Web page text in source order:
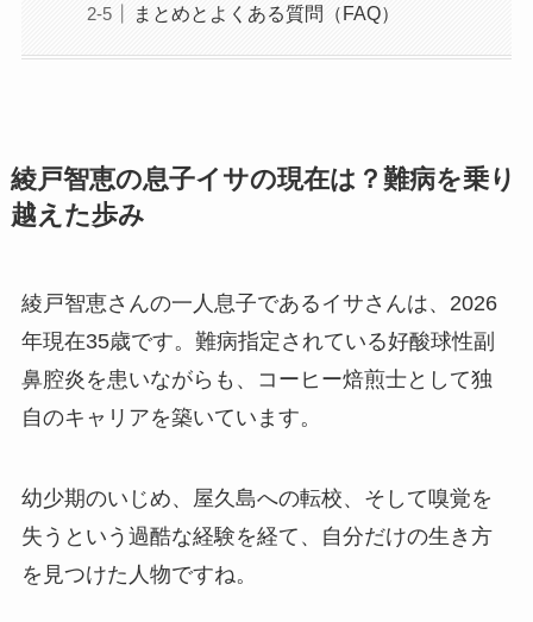
まとめとよくある質問（FAQ）
綾戸智恵の息子イサの現在は？難病を乗り
越えた歩み
綾戸智恵さんの一人息子であるイサさんは、2026
年現在35歳です。難病指定されている好酸球性副
鼻腔炎を患いながらも、コーヒー焙煎士として独
自のキャリアを築いています。
幼少期のいじめ、屋久島への転校、そして嗅覚を
失うという過酷な経験を経て、自分だけの生き方
を見つけた人物ですね。